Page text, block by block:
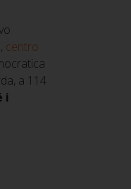
centro
a 114
i